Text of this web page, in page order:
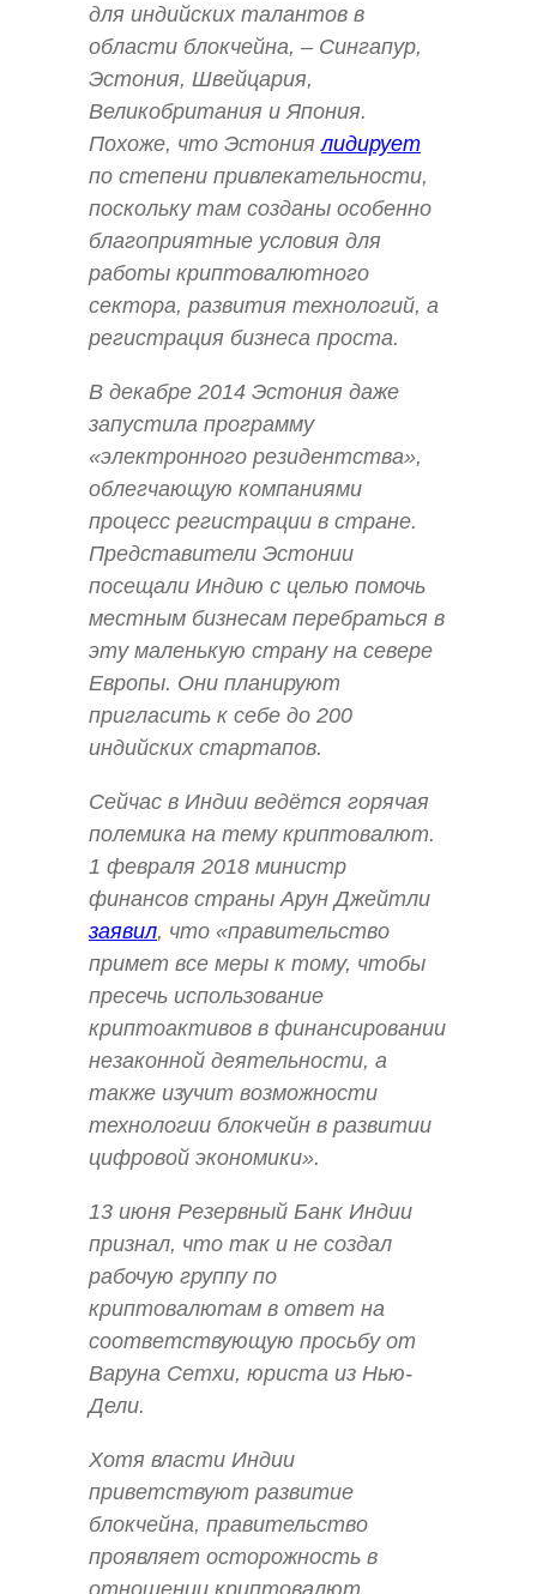
для индийских талантов в
области блокчейна, – Сингапур,
Эстония, Швейцария,
Великобритания и Япония.
Похоже, что Эстониялидирует
по степени привлекательности,
поскольку там созданы особенно
благоприятные условия для
работы криптовалютного
сектора, развития технологий, а
регистрация бизнеса проста.
В декабре 2014 Эстония даже
запустила программу
«электронного резидентства»,
облегчающую компаниями
процесс регистрации в стране.
Представители Эстонии
посещали Индию с целью помочь
местным бизнесам перебраться в
эту маленькую страну на севере
Европы. Они планируют
пригласить к себе до 200
индийских стартапов.
Сейчас в Индии ведётся горячая
полемика на тему криптовалют.
1 февраля 2018 министр
финансов страны Арун Джейтли
заявил, что «правительство
примет все меры к тому, чтобы
пресечь использование
криптоактивов в финансировании
незаконной деятельности, а
также изучит возможности
технологии блокчейн в развитии
цифровой экономики».
13 июня Резервный Банк Индии
признал, что так и не создал
рабочую группу по
криптовалютам в ответ на
соответствующую просьбу от
Варуна Сетхи, юриста из Нью-
Дели.
Хотя власти Индии
приветствуют развитие
блокчейна, правительство
проявляет осторожность в